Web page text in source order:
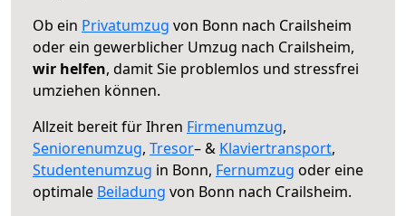
Ob ein Privatumzug von Bonn nach Crailsheim
oder ein gewerblicher Umzug nach Crailsheim,
wir helfen, damit Sie problemlos und stressfrei
umziehen können.
Allzeit bereit für Ihren Firmenumzug,
Seniorenumzug, Tresor– & Klaviertransport,
Studentenumzug in Bonn, Fernumzug oder eine
optimale Beiladung von Bonn nach Crailsheim.